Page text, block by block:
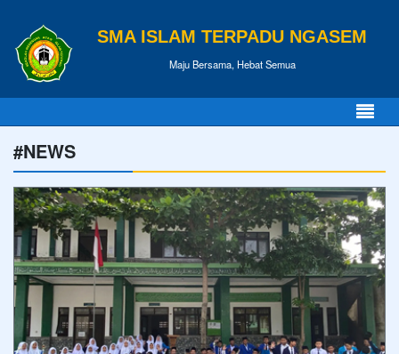
SMA ISLAM TERPADU NGASEM
Maju Bersama, Hebat Semua
#NEWS